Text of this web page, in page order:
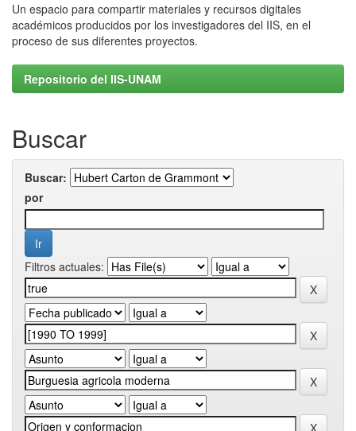
Un espacio para compartir materiales y recursos digitales
académicos producidos por los investigadores del IIS, en el
proceso de sus diferentes proyectos.
Repositorio del IIS-UNAM
Buscar
Buscar:
por
Filtros actuales: